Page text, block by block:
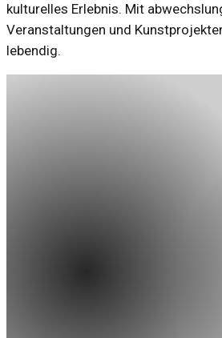
kulturelles Erlebnis. Mit
Veranstaltungen und
lebendig.